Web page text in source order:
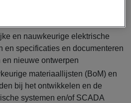
en nauwkeurige elektrische
en specificaties en documenteren
nieuwe ontwerpen
materiaallijsten (BoM) en
bij het ontwikkelen en de
systemen en/of SCADA